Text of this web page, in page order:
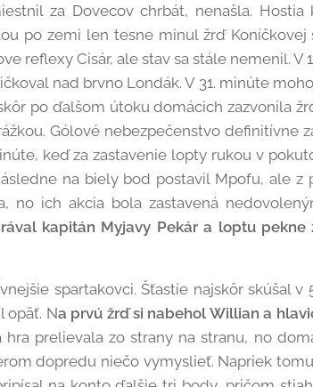
za Dovecov chrbát, nenašla. Hostia
po zemi len tesne minul žrď Koníčkovej
reflexy Cisár, ale stav sa stále nemenil. V
nad brvno Londák. V 31. minúte
po ďalšom útoku domácich zazvonila
Gólové nebezpečenstvo definitívne
keď za zastavenie lopty rukou v
na biely bod postavil Mpofu, ale z
no ich akcia bola zastavená
kapitán Myjavy Pekár a loptu
spartakovci. Šťastie najskôr skúšal
opäť. Na prvú žrď si nabehol Willian a
hra prelievala zo strany na stranu, no
dopredu niečo vymyslieť. Napriek